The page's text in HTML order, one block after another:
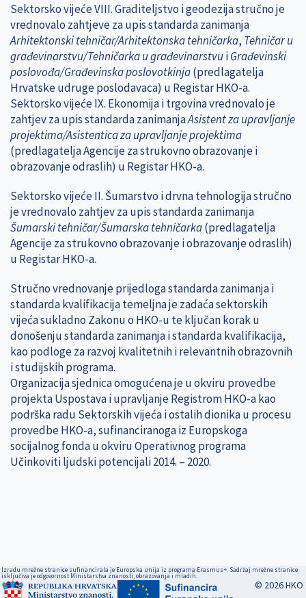
Sektorsko vijeće VIII. Graditeljstvo i geodezija stručno je
vrednovalo zahtjeve za upis standarda zanimanja
Arhitektonski tehničar/Arhitektonska tehničarka, Tehničar u
građevinarstvu/Tehničarka u građevinarstvuiGrađevinski
poslovođa/Građevinska poslovotkinja(predlagatelja
Hrvatske udruge poslodavaca) u Registar HKO-a.
Sektorsko vijeće IX. Ekonomija i trgovina vrednovalo je
zahtjev za upis standarda zanimanjaAsistent za upravljanje
projektima/Asistentica za upravljanje projektima
(predlagatelja Agencije za strukovno obrazovanje i
obrazovanje odraslih) u Registar HKO-a.
Sektorsko vijeće II. Šumarstvo i drvna tehnologija stručno
je vrednovalo zahtjev za upis standarda zanimanja
Šumarski tehničar/Šumarska tehničarka(predlagatelja
Agencije za strukovno obrazovanje i obrazovanje odraslih)
u Registar HKO-a.
Stručno vrednovanje prijedloga standarda zanimanja i
standarda kvalifikacija temeljna je zadaća sektorskih
vijeća sukladno Zakonu o HKO-u te ključan korak u
donošenju standarda zanimanja i standarda kvalifikacija,
kao podloge za razvoj kvalitetnih i relevantnih obrazovnih
i studijskih programa.
Organizacija sjednica omogućena je u okviru provedbe
projekta Uspostava i upravljanje Registrom HKO-a kao
podrška radu Sektorskih vijeća i ostalih dionika u procesu
provedbe HKO-a, sufinanciranoga iz Europskoga
socijalnog fonda u okviru Operativnog programa
Učinkoviti ljudski potencijali 2014. – 2020.
Izradu mrežne stranice sufinancirala je Europska unija iz programa Erasmus+. Sadržaj mrežne stranice
isključiva je odgovornost Ministarstva znanosti, obrazovanja i mladih.
© 2026 HKO